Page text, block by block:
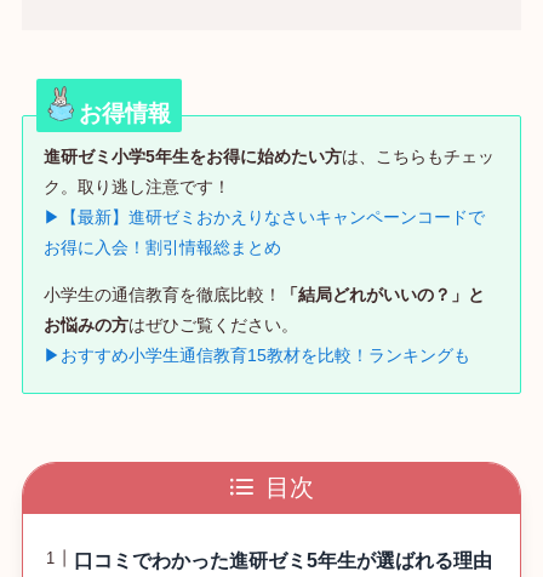
お得情報
進研ゼミ小学5年生をお得に始めたい方は、こちらもチェッ
ク。取り逃し注意です！
▶【最新】進研ゼミおかえりなさいキャンペーンコードで
お得に入会！割引情報総まとめ
小学生の通信教育を徹底比較！
「結局どれがいいの？」と
お悩みの方はぜひご覧ください。
▶おすすめ小学生通信教育15教材を比較！ランキングも
目次
口コミでわかった進研ゼミ5年生が選ばれる理由